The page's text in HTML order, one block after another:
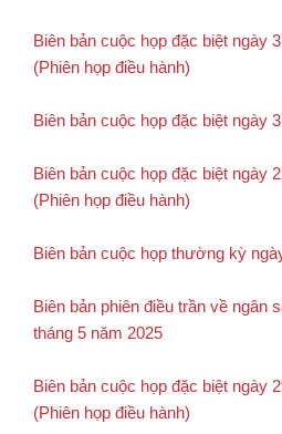
Biên bản cuộc họp đặc biệt ngày
(Phiên họp điều hành)
Biên bản cuộc họp đặc biệt ngày
Biên bản cuộc họp đặc biệt ngày
(Phiên họp điều hành)
Biên bản cuộc họp thường kỳ
Biên bản phiên điều trần về ngân
tháng 5 năm 2025
Biên bản cuộc họp đặc biệt ngày
(Phiên họp điều hành)